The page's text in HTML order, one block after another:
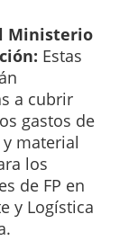
Ministerio
Estas
a cubrir
gastos de
material
los
de FP en
y Logística